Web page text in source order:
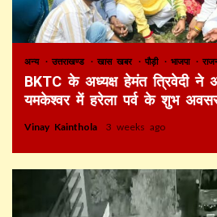
अन्य उत्तराखण्ड खास खबर पौड़ी भाजपा
BKTC के अध्यक्ष हेमंत त्रिवेदी ने
यमकेश्वर में हरेला पर्व के शुभ अवसर
Vinay Kainthola 3 weeks ago